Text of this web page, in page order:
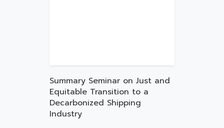
Summary Seminar on Just and
Equitable Transition to a
Decarbonized Shipping
Industry